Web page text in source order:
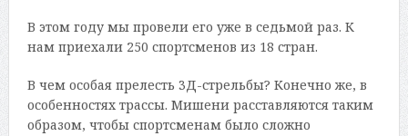
В этом году мы провели его уже в седьмой раз. К
нам приехали 250 спортсменов из 18 стран.
В чем особая прелесть 3Д-стрельбы? Конечно же, в
особенностях трассы. Мишени расставляются таким
образом, чтобы спортсменам было сложно